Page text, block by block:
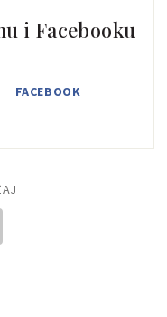
i Facebooku
FACEBOOK